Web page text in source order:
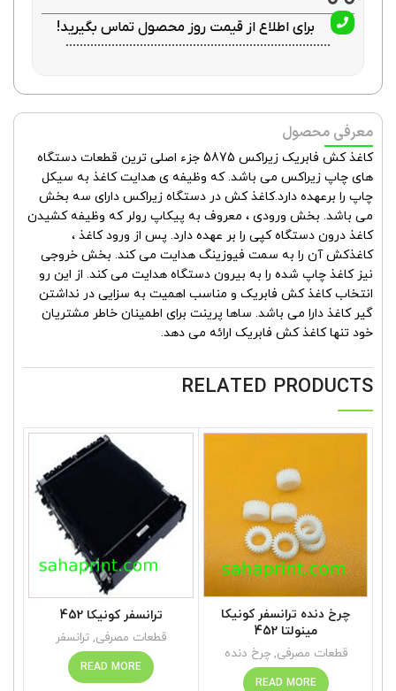
برای اطلاع از قیمت روز محصول تماس بگیرید!
معرفی محصول
کاغذ کش فابریک زیراکس 5875 جزء اصلی ترین قطعات دستگاه
های چاپ زیراکس می باشد. که وظیفه ی هدایت کاغذ به سیکل
چاپ را برعهده دارد.کاغذ کش در دستگاه زیراکس دارای سه بخش
می باشد. بخش ورودی ، معروف به پیکاپ رولر که وظیفه کشیدن
کاغذ درون دستگاه کپی را بر عهده دارد. پس از ورود کاغذ ،
کاغذکش آن را به سمت فیوزینگ هدایت می کند. بخش خروجی
نیز کاغذ چاپ شده را به بیرون دستگاه هدایت می کند. از این رو
انتخاب کاغذ کش فابریک و مناسب اهمیت به سزایی در نداشتن
گیر کاغذ دارا می باشد. ساها پرینت برای اطمینان خاطر مشتریان
خود تنها کاغذ کش فابریک ارائه می دهد.
RELATED PRODUCTS
چرخ دنده ترانسفر کونیکا
مینولتا 452
قطعات مصرفی,چرخ دنده
READ MORE
ترانسفر کونیکا 452
قطعات مصرفی, ترانسفر
READ MORE